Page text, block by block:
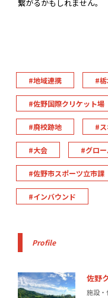
繋がるかもしれません。
地域連携
佐野国際クリケット場
廃校跡地
大会 グロ
佐野市スポーツ立市課
インバウンド
Profile
佐野
施設・